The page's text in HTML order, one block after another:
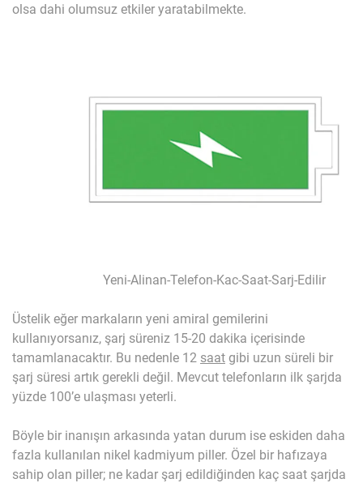
olsa dahi olumsuz etkiler yaratabilmekte.
Yeni-Alinan-Telefon-Kac-Saat-Sarj-Edilir
Üstelik eğer markaların yeni amiral gemilerini
kullanıyorsanız, şarj süreniz 15-20 dakika içerisinde
tamamlanacaktır. Bu nedenle 12 saat gibi uzun süreli bir
şarj süresi artık gerekli değil. Mevcut telefonların ilk şarjda
yüzde 100’e ulaşması yeterli.
Böyle bir inanışın arkasında yatan durum ise eskiden daha
fazla kullanılan nikel kadmiyum piller. Özel bir hafızaya
sahip olan piller; ne kadar şarj edildiğinden kaç saat şarjda